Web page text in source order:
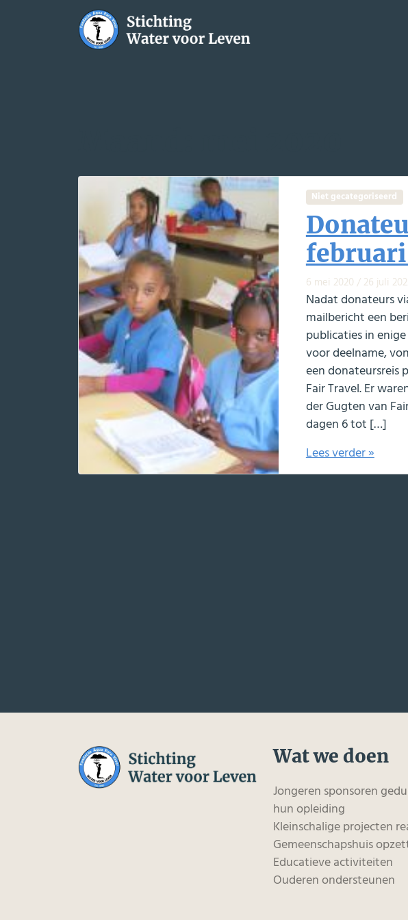
Niet gecategoriseerd
6 mei 2020 / 26 juli
Nadat donateurs
mailbericht een
publicaties in
voor deelname,
een donateursreis
Fair Travel. Er
der Gugten van
dagen 6 tot […]
Lees verder »
Wat we doen
Jongeren sponsoren
hun opleiding
Kleinschalige projecten
Gemeenschapshuis
Educatieve activiteiten
Ouderen ondersteunen